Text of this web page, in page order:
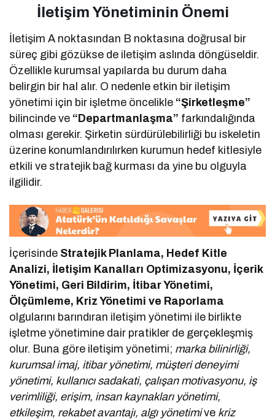
İletişim Yönetiminin Önemi
İletişim A noktasından B noktasına doğrusal bir
süreç gibi gözükse de iletişim aslında döngüseldir.
Özellikle kurumsal yapılarda bu durum daha
belirgin bir hal alır. O nedenle etkin bir iletişim
yönetimi için bir işletme öncelikle “Şirketleşme”
bilincinde ve “Departmanlaşma” farkındalığında
olması gerekir. Şirketin sürdürülebilirliği bu iskeletin
üzerine konumlandırılırken kurumun hedef kitlesiyle
etkili ve stratejik bağ kurması da yine bu olguyla
ilgilidir.
İçerisinde Stratejik Planlama, Hedef Kitle
Analizi, İletişim Kanalları Optimizasyonu, İçerik
Yönetimi, Geri Bildirim, İtibar Yönetimi,
Ölçümleme, Kriz Yönetimi ve Raporlama
olgularını barındıran iletişim yönetimi ile birlikte
işletme yönetimine dair pratikler de gerçekleşmiş
olur. Buna göre iletişim yönetimi; marka bilinirliği,
kurumsal imaj, itibar yönetimi, müşteri deneyimi
yönetimi, kullanıcı sadakati, çalışan motivasyonu, iş
verimliliği, erişim, insan kaynakları yönetimi,
etkileşim, rekabet avantajı, algı yönetimive kriz